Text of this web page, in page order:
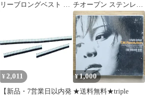
リーブロングベスト 黒
チオープン ステンレス
本体もパーツもすべて
食洗機対応 ボトル ホワ
イト 保温保冷 500ml 真
空断熱ケータイマグ
JOK-500 水筒 WH 食洗
機対応モデルサーモス
¥ 2,011
【新品・7営業日以内発
¥1,000
★送料無料★triple